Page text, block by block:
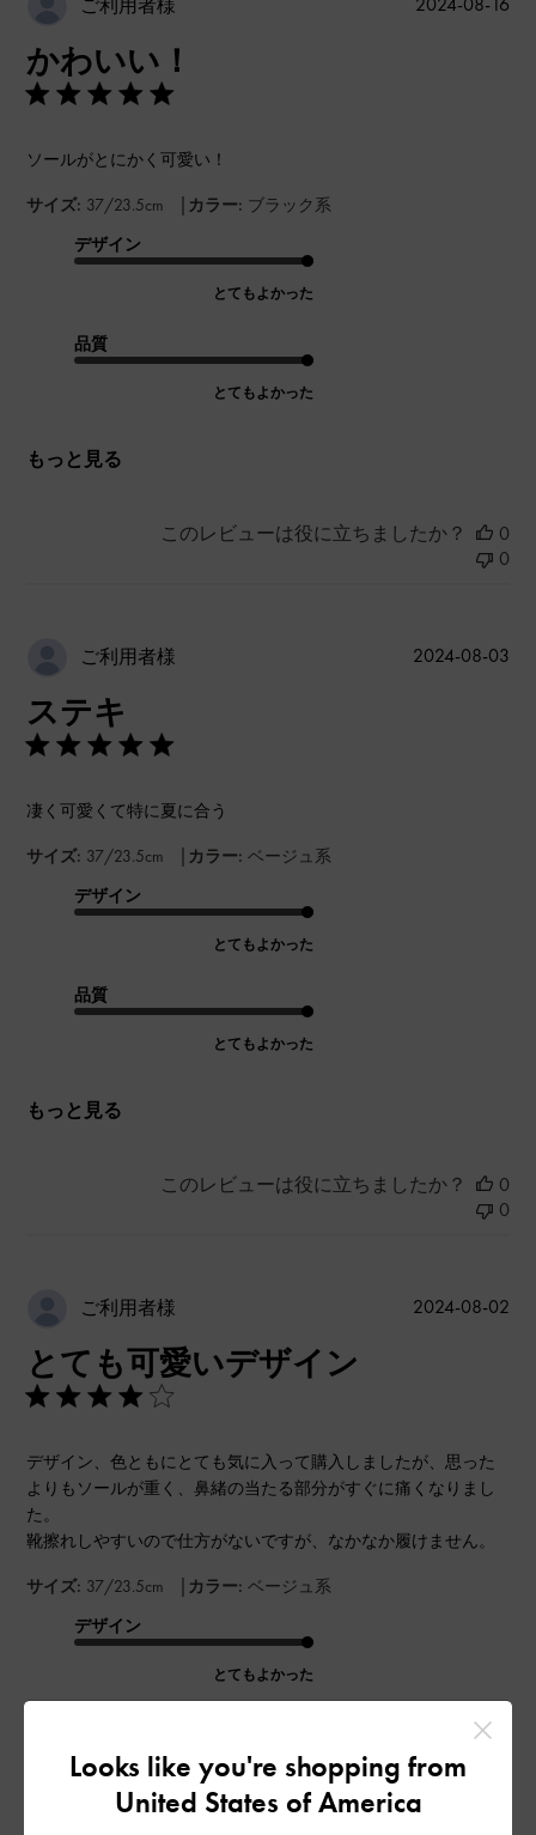
ご利用者様
かわいい！
ソールがとにかく可愛い！
サイズ: 37/23.5cm | カラー: ブラック系
デザイン
とてもよかった
品質
とてもよかった
もっと見る
このレビューは役に立ちましたか？
0
0
ご利用者様
ステキ
凄く可愛くて特に夏に合う
サイズ: 37/23.5cm | カラー: ベージュ系
デザイン
とてもよかった
品質
とてもよかった
もっと見る
公
2024-08-03
このレビューは役に立ちましたか？
0
0
ご利用者様
とても可愛いデザイン
デザイン、色ともにとても気に入って購入しましたが、思った
よりもソールが重く、鼻緒の当たる部分がすぐに痛くなりまし
た。
靴擦れしやすいので仕方がないですが、なかなか履けません。
サイズ: 37/23.5cm | カラー: ベージュ系
デザイン
とてもよかった
とてもよかった
公
2024-08-02
Looks like you're shopping from
United States of America